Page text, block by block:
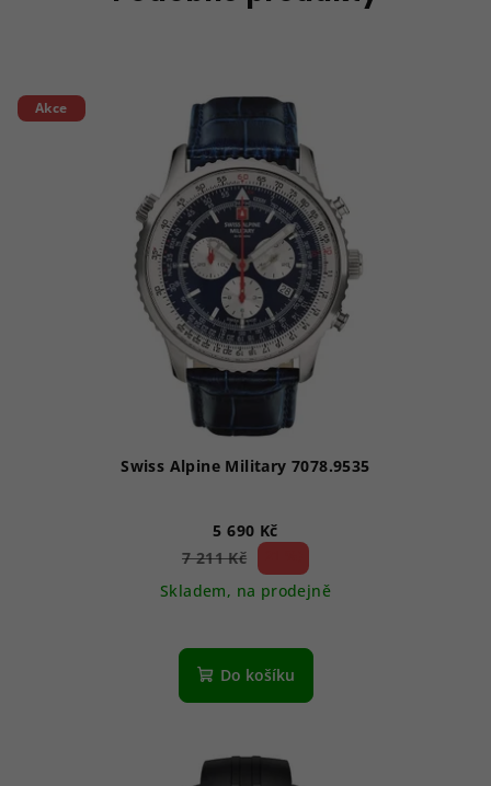
Akce
Swiss Alpine Military 7078.9535
5 690 Kč
7 211 Kč
Skladem, na prodejně
hodnocení
produktu
5
hvězdiček.
Do košíku